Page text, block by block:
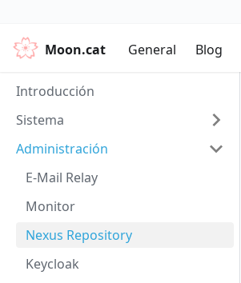
Moon.cat General Blog
Introducción
Sistema
Administración
E-Mail Relay
Monitor
Nexus Repository
Keycloak